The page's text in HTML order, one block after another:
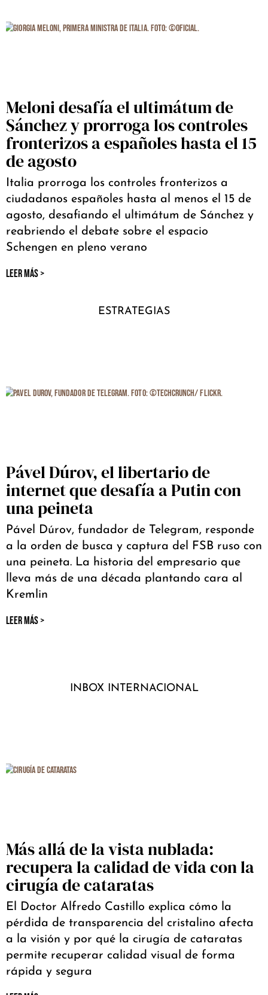
Meloni desafía el ultimátum de
Sánchez y prorroga los controles
fronterizos a españoles hasta el 15
de agosto
Italia prorroga los controles fronterizos a
ciudadanos españoles hasta al menos el 15 de
agosto, desafiando el ultimátum de Sánchez y
reabriendo el debate sobre el espacio
Schengen en pleno verano
LEER MÁS >
ESTRATEGIAS
Pável Dúrov, el libertario de
internet que desafía a Putin con
una peineta
Pável Dúrov, fundador de Telegram, responde
a la orden de busca y captura del FSB ruso con
una peineta. La historia del empresario que
lleva más de una década plantando cara al
Kremlin
LEER MÁS >
INBOX INTERNACIONAL
Más allá de la vista nublada:
recupera la calidad de vida con la
cirugía de cataratas
El Doctor Alfredo Castillo explica cómo la
pérdida de transparencia del cristalino afecta
a la visión y por qué la cirugía de cataratas
permite recuperar calidad visual de forma
rápida y segura